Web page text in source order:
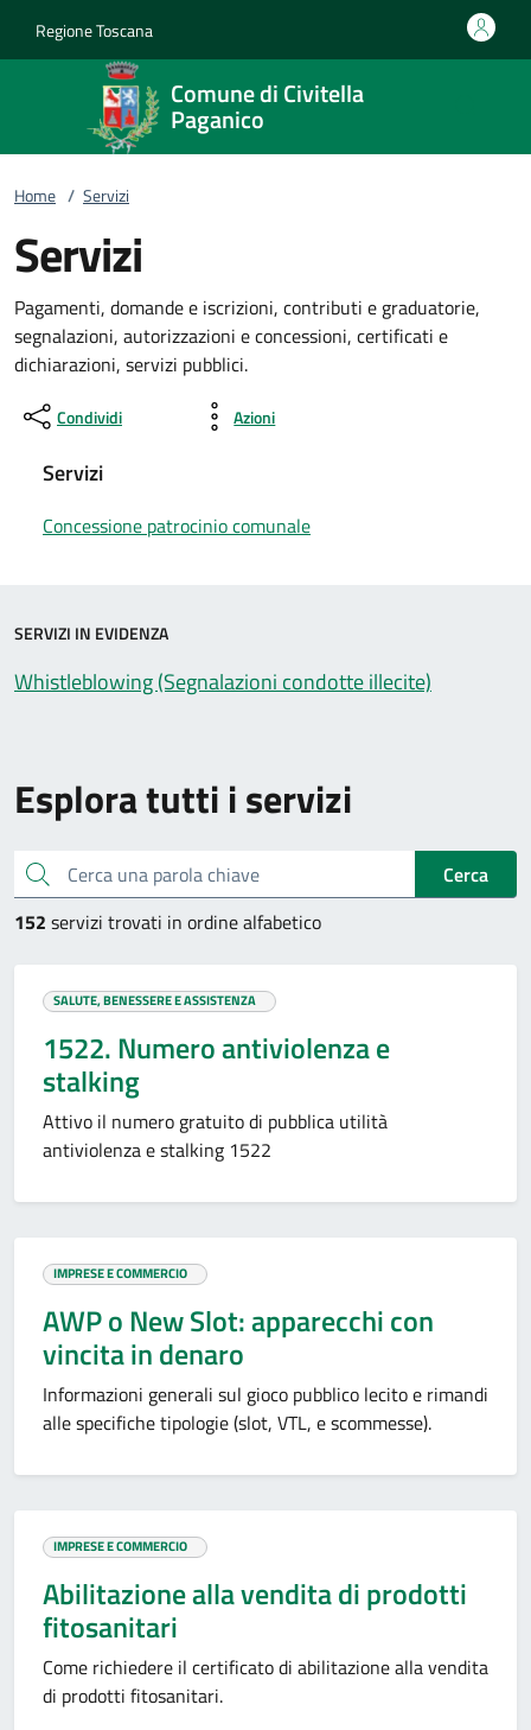
Regione Toscana
Comune di Civitella
Paganico
Home / Servizi
Servizi
Pagamenti, domande e iscrizioni, contributi e graduatorie,
segnalazioni, autorizzazioni e concessioni, certificati e
dichiarazioni, servizi pubblici.
Condividi Azioni
Servizi
Concessione patrocinio comunale
Esplora tutti i servizi
Cerca una parola chiave
Cerca
152 servizi trovati in ordine alfabetico
SALUTE, BENESSERE E ASSISTENZA
1522. Numero antiviolenza e
stalking
Attivo il numero gratuito di pubblica utilità
antiviolenza e stalking 1522
IMPRESE E COMMERCIO
AWP o New Slot: apparecchi con
vincita in denaro
Informazioni generali sul gioco pubblico lecito e rimandi
alle specifiche tipologie (slot, VTL, e scommesse).
IMPRESE E COMMERCIO
Abilitazione alla vendita di prodotti
fitosanitari
Come richiedere il certificato di abilitazione alla vendita
di prodotti fitosanitari.
SERVIZI IN EVIDENZA
Whistleblowing (Segnalazioni condotte illecite)